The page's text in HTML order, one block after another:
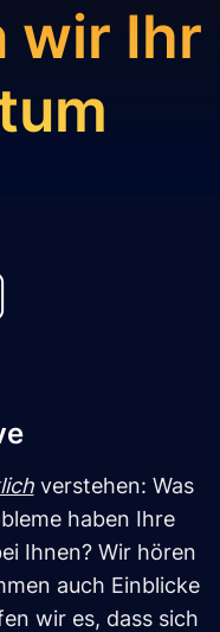
wir Ihr
verstehen: Was
haben Ihre
Ihnen? Wir hören
auch Einblicke
wir es, dass sich